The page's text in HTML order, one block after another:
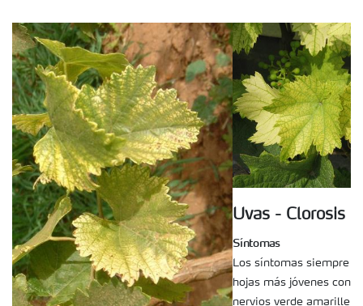
Uvas - Clorosis
Síntomas
Los síntomas siempre
hojas más jóvenes con
nervios verde